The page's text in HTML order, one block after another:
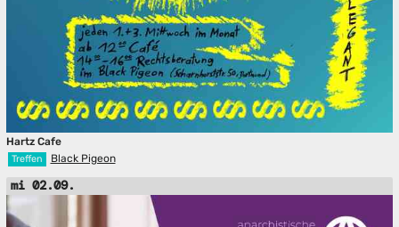
Hartz Cafe
Treffen Black Pigeon
mi 02.09.